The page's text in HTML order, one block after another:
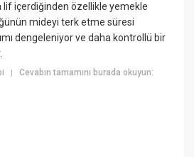
içerdiğinden özellikle yemekle
mideyi terk etme süresi
dengeleniyor ve daha kontrollü bir
|Cevabın tamamını burada okuyun: